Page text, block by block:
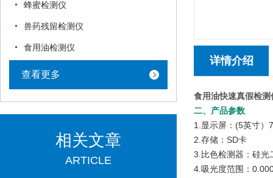
蜂蜜检测仪
兽药残留检测仪
食用油检测仪
查看更多
相关文章
ARTICLE
详情介绍
食用油快速真假检
二、产品参数
1.显示屏：(5英寸）
2.存储：SD卡
3.比色检测器：硅光
4.吸光度范围：